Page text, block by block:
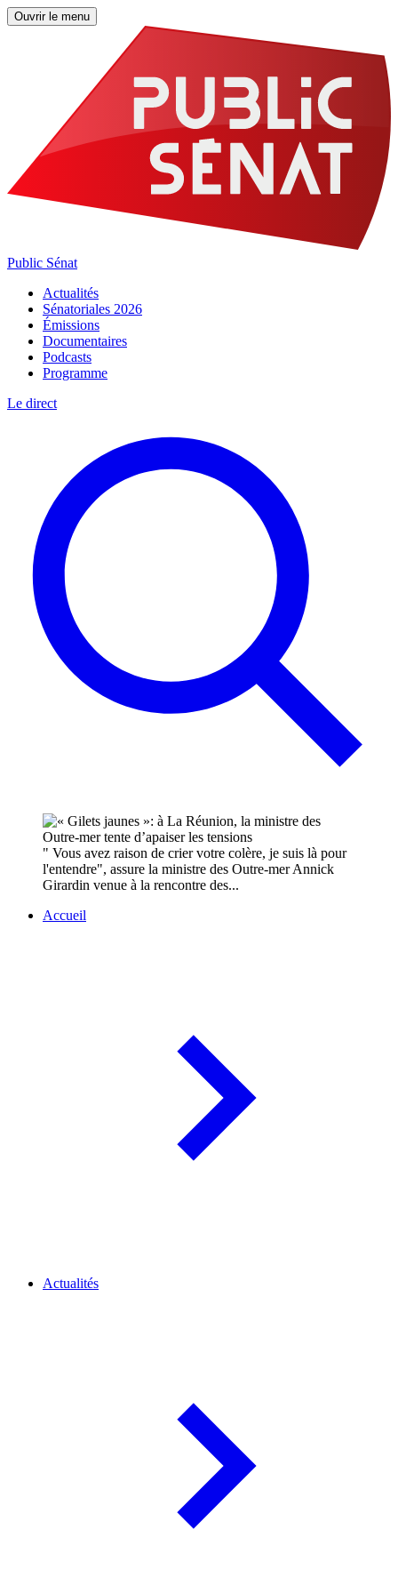
Ouvrir le menu
Public Sénat
Actualités
Sénatoriales 2026
Émissions
Documentaires
Podcasts
Programme
Le direct
" Vous avez raison de crier votre colère, je suis là pour
l'entendre", assure la ministre des Outre-mer Annick
Girardin venue à la rencontre des...
Accueil
Actualités